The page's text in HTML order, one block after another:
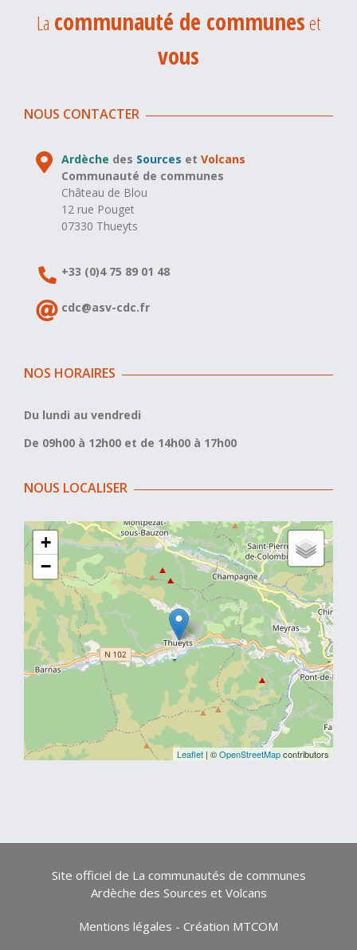
La communauté de communeset
vous
NOUS CONTACTER
Ardèche des Sources etVolcans
Communauté de communes
Château de Blou
12 rue Pouget
07330 Thueyts
+33 (0)4 75 89 01 48
cdc@asv-cdc.fr
NOS HORAIRES
Du lundi au vendredi
De 09h00 à 12h00 et de 14h00 à 17h00
NOUS LOCALISER
+
−
Leaflet | ©OpenStreetMapcontributors
Site officiel de La communautés de communes
Ardèche des Sources et Volcans
Mentions légales - Création MTCOM